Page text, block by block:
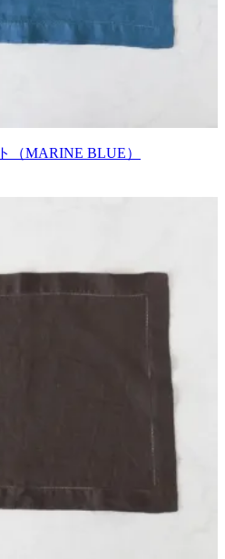
（MARINE BLUE）